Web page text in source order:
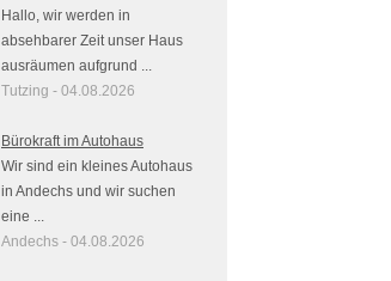
Hallo, wir werden in
absehbarer Zeit unser Haus
ausräumen aufgrund ...
Tutzing - 04.08.2026
Bürokraft im Autohaus
Wir sind ein kleines Autohaus
in Andechs und wir suchen
eine ...
Andechs - 04.08.2026